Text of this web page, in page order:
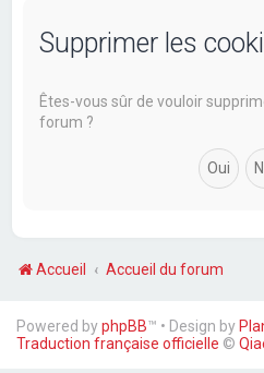
Supprimer les
Êtes-vous sûr de vouloir
forum ?
Accueil Accueil du forum
Powered byphpBB™ • Design by
Traduction française officielle ©